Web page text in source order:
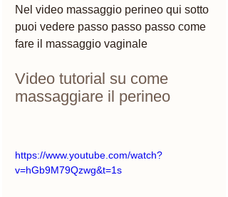
Nel video massaggio perineo qui sotto
puoi vedere passo passo passo come
fare il massaggio vaginale
Video tutorial su come
massaggiare il perineo
https://www.youtube.com/watch?
v=hGb9M79Qzwg&t=1s